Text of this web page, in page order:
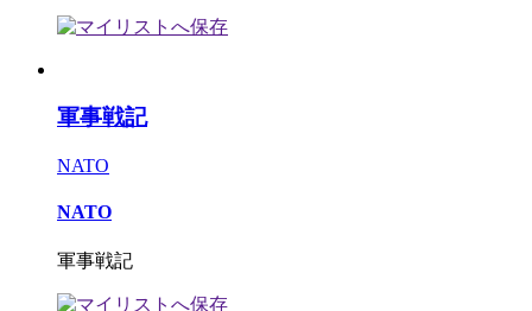
軍事戦記
NATO
NATO
軍事戦記